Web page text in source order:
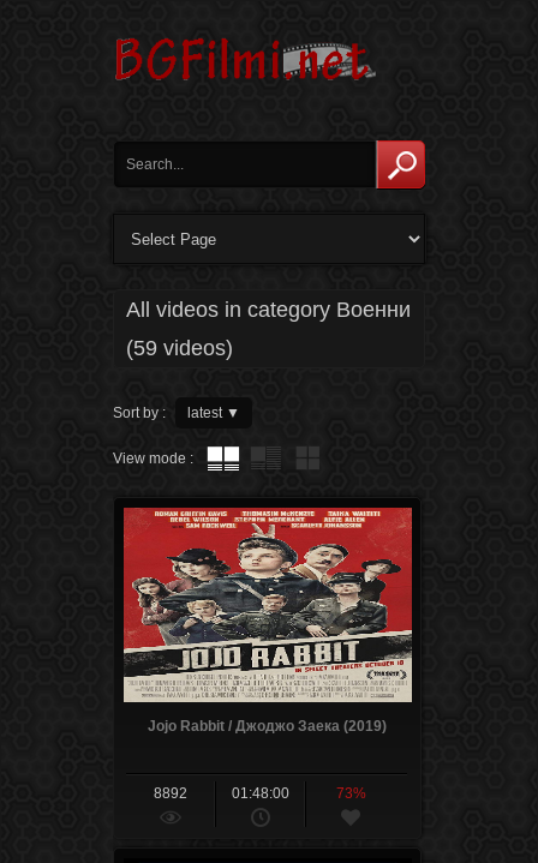
All videos in category Военни
(59 videos)
Sort by : latest ▼
View mode :
Jojo Rabbit / Джоджо Заека (2019)
8892 01:48:00 73%